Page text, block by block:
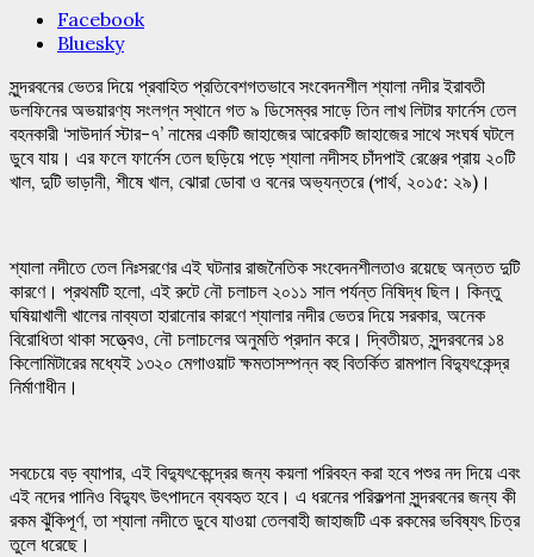
Facebook
Bluesky
সুন্দরবনের ভেতর দিয়ে প্রবাহিত প্রতিবেশগতভাবে সংবেদনশীল শ্যালা নদীর ইরাবতী
ডলফিনের অভয়ারণ্য সংলগ্ন স্থানে গত ৯ ডিসেম্বর সাড়ে তিন লাখ লিটার ফার্নেস তেল
বহনকারী ‘সাউদার্ন স্টার-৭’ নামের একটি জাহাজের আরেকটি জাহাজের সাথে সংঘর্ষ ঘটলে
ডুবে যায়। এর ফলে ফার্নেস তেল ছড়িয়ে পড়ে শ্যালা নদীসহ চাঁদপাই রেঞ্জের প্রায় ২০টি
খাল, দুটি ভাড়ানী, শীষে খাল, ঝোরা ডোবা ও বনের অভ্যন্তরে (পার্থ, ২০১৫: ২৯)।
শ্যালা নদীতে তেল নিঃসরণের এই ঘটনার রাজনৈতিক সংবেদনশীলতাও রয়েছে অন্তত দুটি
কারণে। প্রথমটি হলো, এই রুটে নৌ চলাচল ২০১১ সাল পর্যন্ত নিষিদ্ধ ছিল। কিন্তু
ঘষিয়াখালী খালের নাব্যতা হারানোর কারণে শ্যালার নদীর ভেতর দিয়ে সরকার, অনেক
বিরোধিতা থাকা সত্ত্বেও, নৌ চলাচলের অনুমতি প্রদান করে। দ্বিতীয়ত, সুন্দরবনের ১৪
কিলোমিটারের মধ্যেই ১৩২০ মেগাওয়াট ক্ষমতাসম্পন্ন বহু বিতর্কিত রামপাল বিদ্যুৎকেন্দ্র
নির্মাণাধীন।
সবচেয়ে বড় ব্যাপার, এই বিদ্যুৎকেন্দ্রের জন্য কয়লা পরিবহন করা হবে পশুর নদ দিয়ে এবং
এই নদের পানিও বিদ্যুৎ উৎপাদনে ব্যবহৃত হবে। এ ধরনের পরিকল্পনা সুন্দরবনের জন্য কী
রকম ঝুঁকিপূর্ণ, তা শ্যালা নদীতে ডুবে যাওয়া তেলবাহী জাহাজটি এক রকমের ভবিষ্যৎ চিত্র
তুলে ধরেছে।